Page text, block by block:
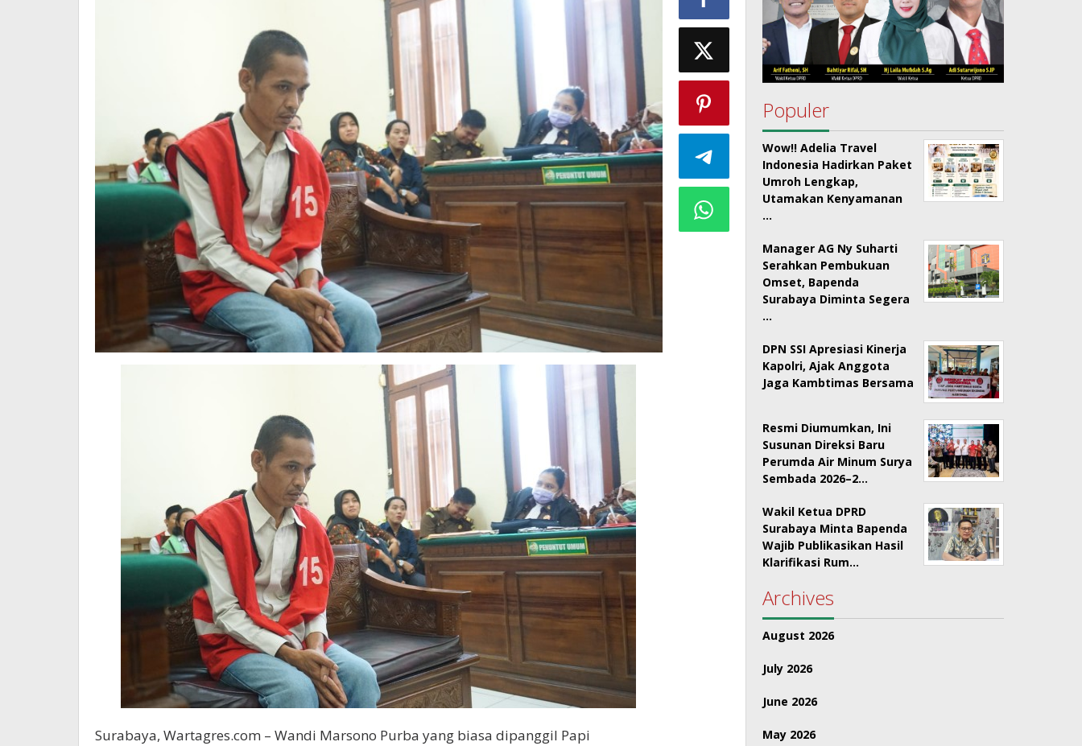
Surabaya, Wartagres.com – Wandi Marsono Purba yang biasa dipanggil Papi
Populer
Wow!! Adelia Travel
Indonesia Hadirkan Paket
Umroh Lengkap,
Utamakan Kenyamanan
…
Manager AG Ny Suharti
Serahkan Pembukuan
Omset, Bapenda
Surabaya Diminta Segera
…
DPN SSI Apresiasi Kinerja
Kapolri, Ajak Anggota
Jaga Kambtimas Bersama
Resmi Diumumkan, Ini
Susunan Direksi Baru
Perumda Air Minum Surya
Sembada 2026–2…
Wakil Ketua DPRD
Surabaya Minta Bapenda
Wajib Publikasikan Hasil
Klarifikasi Rum…
Archives
August 2026
July 2026
June 2026
May 2026